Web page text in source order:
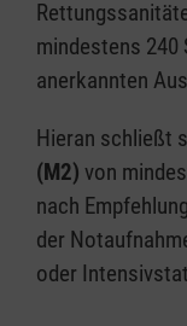
mindestens 240
anerkannten
Hieran schließt
(M2) von
nach
der
oder